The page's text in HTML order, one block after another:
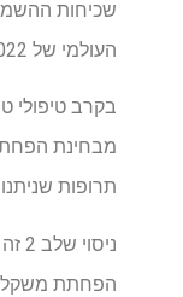
שכיחות
העולמי של 2022 (WHO), כ- 890 מיליון מבוגרים וכ -160 מיליון ילדים ומתבגרים חיו עם השמנת יתר ברחבי העולם.
מבחינת
תרופות
הפחתת משקל